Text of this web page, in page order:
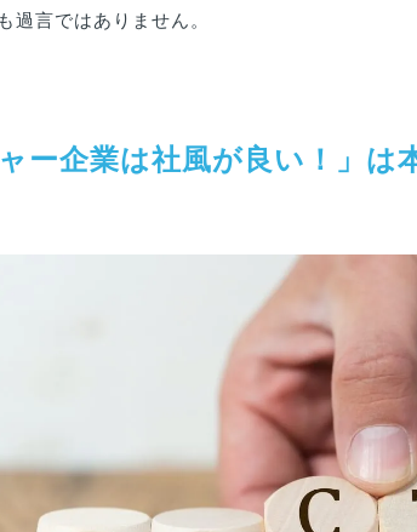
過言ではありません。
ャー企業は社風が良い！」は